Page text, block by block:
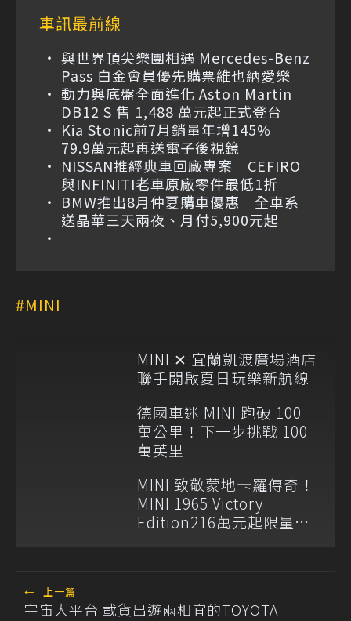
車訊最前線
與世界頂尖樂團相遇 Mercedes-Benz
Pass 白金會員優先購票維也納愛樂
動力與底盤全面進化 Aston Martin
DB12 S 售 1,488 萬元起正式登台
Kia Stonic前7月銷量年增145%
79.9萬元起再送電子後視鏡
NISSAN推經典車回廠專案 CEFIRO
與INFINITI老車原廠零件最低1折
BMW推出8月仲夏購車優惠 全車系
送晶華三天兩夜、月付5,900元起
MINI
MINI ✕ 宜蘭凱渡廣場酒店
聯手開啟夏日玩樂新航線
德國車迷 MINI 跑破 100
萬公里！下一步挑戰 100
萬英里
MINI 致敬蒙地卡羅傳奇！
MINI 1965 Victory
Edition216萬元起限量登
← 上一篇
宇宙大平台 載貨出遊兩相宜的TOYOTA